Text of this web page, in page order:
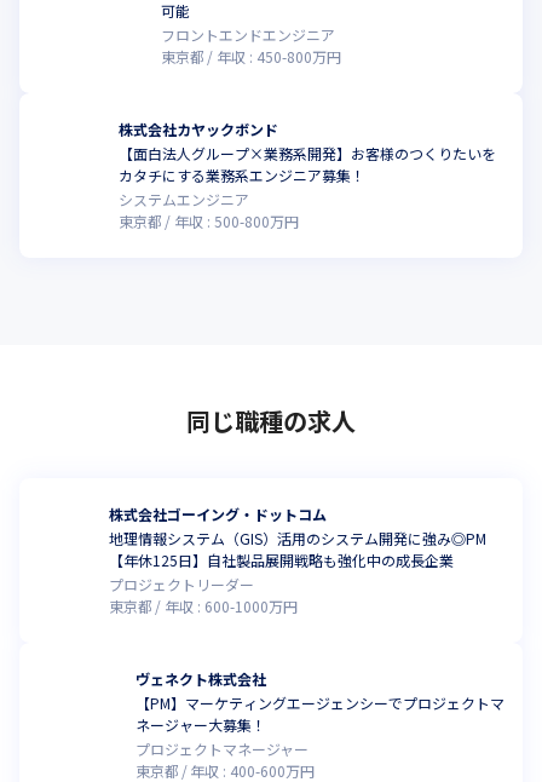
可能
フロントエンドエンジニア
東京都
年収 : 450-800万円
株式会社カヤックボンド
【面白法人グループ×業務系開発】お客様のつくりたいを
カタチにする業務系エンジニア募集！
システムエンジニア
東京都
年収 : 500-800万円
同じ職種の求人
株式会社ゴーイング・ドットコム
地理情報システム（GIS）活用のシステム開発に強み◎PM
【年休125日】自社製品展開戦略も強化中の成長企業
プロジェクトリーダー
東京都
年収 : 600-1000万円
ヴェネクト株式会社
【PM】マーケティングエージェンシーでプロジェクトマ
ネージャー大募集！
プロジェクトマネージャー
東京都
年収 : 400-600万円